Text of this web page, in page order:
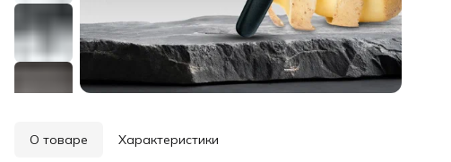
О товаре Характеристики